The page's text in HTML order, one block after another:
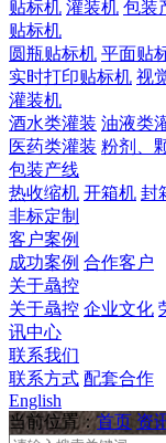
贴标机 灌装机 包装
贴标机
圆瓶贴标机 平面贴
实时打印贴标机 视
灌装机
酒水类灌装 油液类
医药类灌装 粉剂、
包装产线
热收缩机 开箱机 封
非标定制
客户案例
成功案例 合作客户
关于骉控
关于骉控 企业文化
讯中心
联系我们
联系方式 配套合作
English
当前位置：首页 资